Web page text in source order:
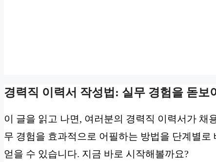
경력직 이력서 작성법: 실무 경험을 돋보
이 글을 읽고 나면, 여러분의 경력직 이력서가 채
무 경험을 효과적으로 어필하는 방법을 단계별
얻을 수 있습니다. 지금 바로 시작해볼까요?